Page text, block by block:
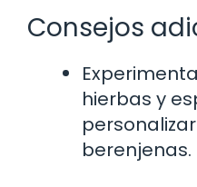
Consejos
hierbas y
berenjenas.